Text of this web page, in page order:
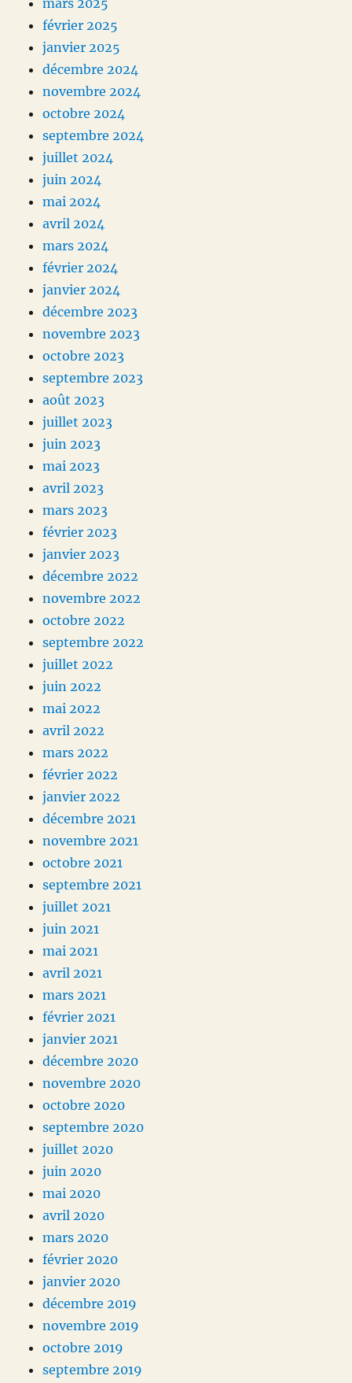
mars 2025
février 2025
janvier 2025
décembre 2024
novembre 2024
octobre 2024
septembre 2024
juillet 2024
juin 2024
mai 2024
avril 2024
mars 2024
février 2024
janvier 2024
décembre 2023
novembre 2023
octobre 2023
septembre 2023
août 2023
juillet 2023
juin 2023
mai 2023
avril 2023
mars 2023
février 2023
janvier 2023
décembre 2022
novembre 2022
octobre 2022
septembre 2022
juillet 2022
juin 2022
mai 2022
avril 2022
mars 2022
février 2022
janvier 2022
décembre 2021
novembre 2021
octobre 2021
septembre 2021
juillet 2021
juin 2021
mai 2021
avril 2021
mars 2021
février 2021
janvier 2021
décembre 2020
novembre 2020
octobre 2020
septembre 2020
juillet 2020
juin 2020
mai 2020
avril 2020
mars 2020
février 2020
janvier 2020
décembre 2019
novembre 2019
octobre 2019
septembre 2019